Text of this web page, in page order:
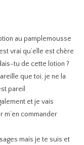
au pamplemousse
vrai qu’elle est chère
tu de cette lotion ?
que toi, je ne la
pareil
et je vais
m’en commander
mais je te suis et